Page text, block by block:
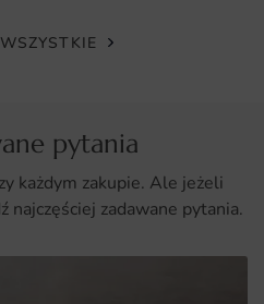
pytania
każdym zakupie. Ale jeżeli
najczęściej zadawane pytania.